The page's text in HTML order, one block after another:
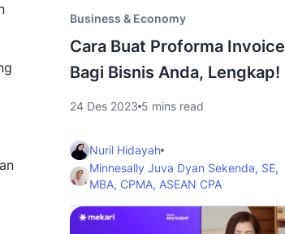
Business & Economy
Cara Buat Proforma Invoice
Bagi Bisnis Anda, Lengkap!
24 Des 2023 5 mins read
Nuril Hidayah
Minnesally Juva Dyan Sekenda, SE,
MBA, CPMA, ASEAN CPA